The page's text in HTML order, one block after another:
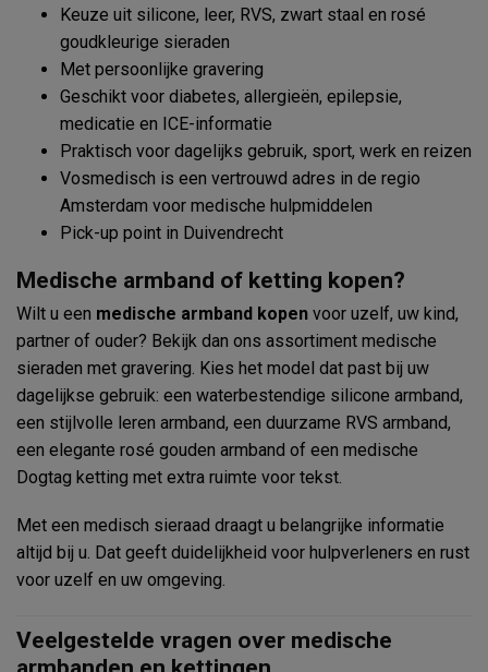
Keuze uit silicone, leer, RVS, zwart staal en rosé
goudkleurige sieraden
Met persoonlijke gravering
Geschikt voor diabetes, allergieën, epilepsie,
medicatie en ICE-informatie
Praktisch voor dagelijks gebruik, sport, werk en reizen
Vosmedisch is een vertrouwd adres in de regio
Amsterdam voor medische hulpmiddelen
Pick-up point in Duivendrecht
Medische armband of ketting kopen?
Wilt u een medische armband kopen voor uzelf, uw kind,
partner of ouder? Bekijk dan ons assortiment medische
sieraden met gravering. Kies het model dat past bij uw
dagelijkse gebruik: een waterbestendige silicone armband,
een stijlvolle leren armband, een duurzame RVS armband,
een elegante rosé gouden armband of een medische
Dogtag ketting met extra ruimte voor tekst.
Met een medisch sieraad draagt u belangrijke informatie
altijd bij u. Dat geeft duidelijkheid voor hulpverleners en rust
voor uzelf en uw omgeving.
Veelgestelde vragen over medische